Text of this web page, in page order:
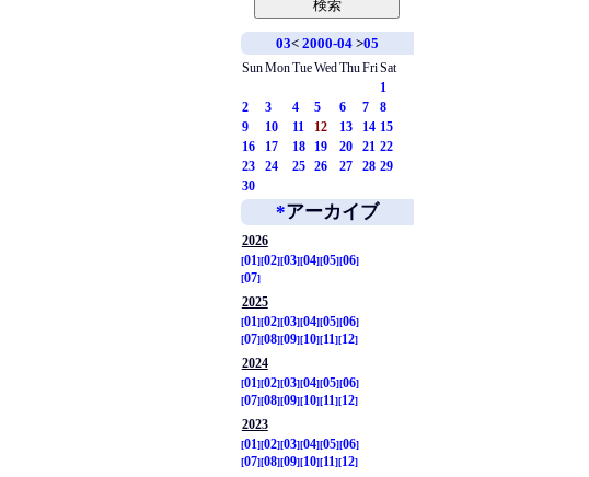
03< 2000-04>05
SunMonTueWed ThuFriSat
1
2
3 4 5 6 7
8
9
10 11 12 13 14 15
16
17 18 19 20 21 22
23
24 25 26 27 28 29
30
*アーカイブ
2026
01
02 03 04 05 06
07
2025
01
02 03 04 05 06
07 08 09 10 11
12
2024
01
02 03 04 05 06
07 08 09 10 11
12
2023
01
02 03 04 05 06
07 08 09 10 11
12